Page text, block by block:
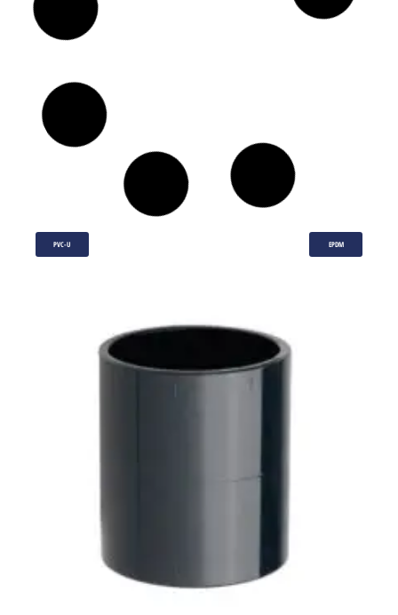
PVC-U EPDM